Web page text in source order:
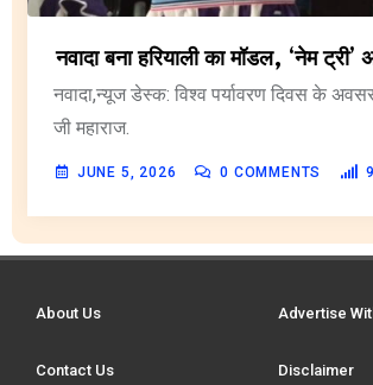
नवादा बना हरियाली का मॉडल, ‘नेम ट्री’
नवादा,न्यूज डेस्क: विश्व पर्यावरण दिवस के
जी महाराज.
JUNE 5, 2026 0 COMMENTS
About Us Advertise
Contact Us Disclaimer